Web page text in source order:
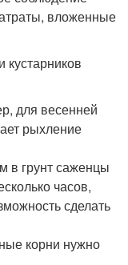
вложенные
для весенней
рыхление
в грунт саженцы
часов,
сделать
корни нужно